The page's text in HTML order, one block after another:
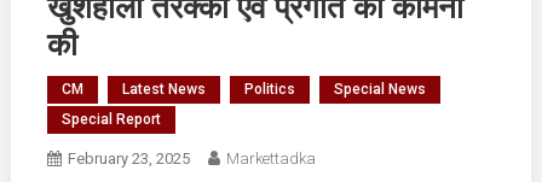
खुशहाली तरक्की एवं प्रगति की कामना
की
CM Latest News Politics
Special News
Special Report
February 23, 2025
Markettadka